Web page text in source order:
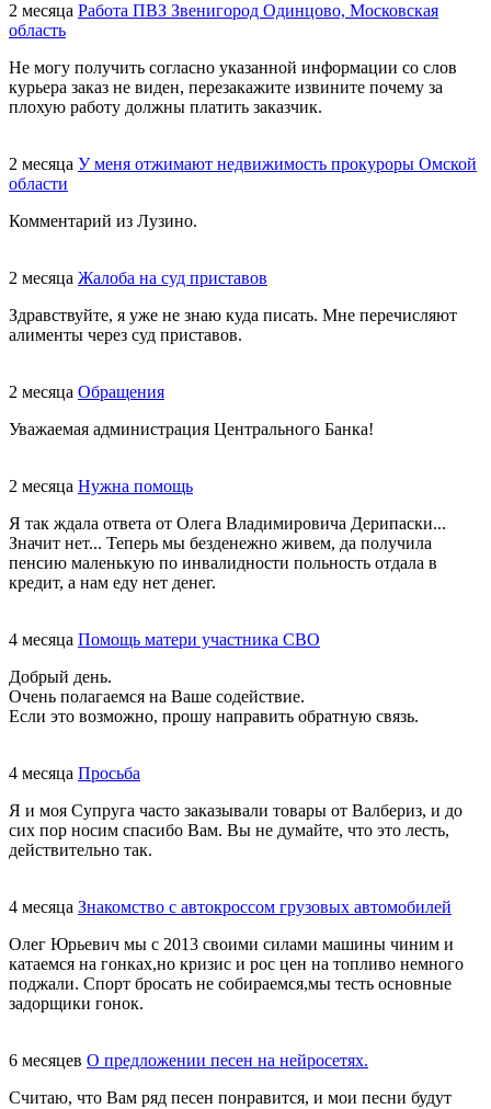
2 месяца Работа ПВЗ Звенигород Одинцово, Московская
область
Не могу получить согласно указанной информации со слов
курьера заказ не виден, перезакажите извините почему за
плохую работу должны платить заказчик.
2 месяца У меня отжимают недвижимость прокуроры Омской
области
Комментарий из Лузино.
2 месяца Жалоба на суд приставов
Здравствуйте, я уже не знаю куда писать. Мне перечисляют
алименты через суд приставов.
2 месяца Обращения
Уважаемая администрация Центрального Банка!
2 месяца Нужна помощь
Я так ждала ответа от Олега Владимировича Дерипаски...
Значит нет... Теперь мы безденежно живем, да получила
пенсию маленькую по инвалидности польность отдала в
кредит, а нам еду нет денег.
4 месяца Помощь матери участника СВО
Добрый день.
Очень полагаемся на Ваше содействие.
Если это возможно, прошу направить обратную связь.
4 месяца Просьба
Я и моя Супруга часто заказывали товары от Валбериз, и до
сих пор носим спасибо Вам. Вы не думайте, что это лесть,
действительно так.
4 месяца Знакомство с автокроссом грузовых автомобилей
Олег Юрьевич мы с 2013 своими силами машины чиним и
катаемся на гонках,но кризис и рос цен на топливо немного
поджали. Спорт бросать не собираемся,мы тесть основные
задорщики гонок.
6 месяцев О предложении песен на нейросетях.
Считаю, что Вам ряд песен понравится, и мои песни будут